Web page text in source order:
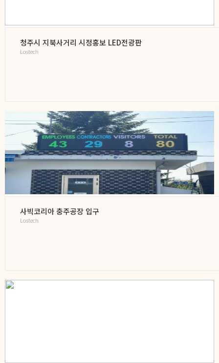
청주시 지북사거리 시정홍보 LED전광판
Lostech
사빅코리아 충주공장 입구
Lostech